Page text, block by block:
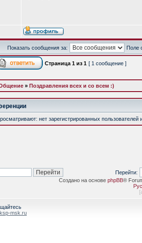
Показать сообщения за: Поле
Страница 1 из 1 [ 1 сообщение ]
» Поздравления всех и со всем :)
нет зарегистрированных пользователей
Перейти:
Создано на основе phpBB®
[
msk.ru